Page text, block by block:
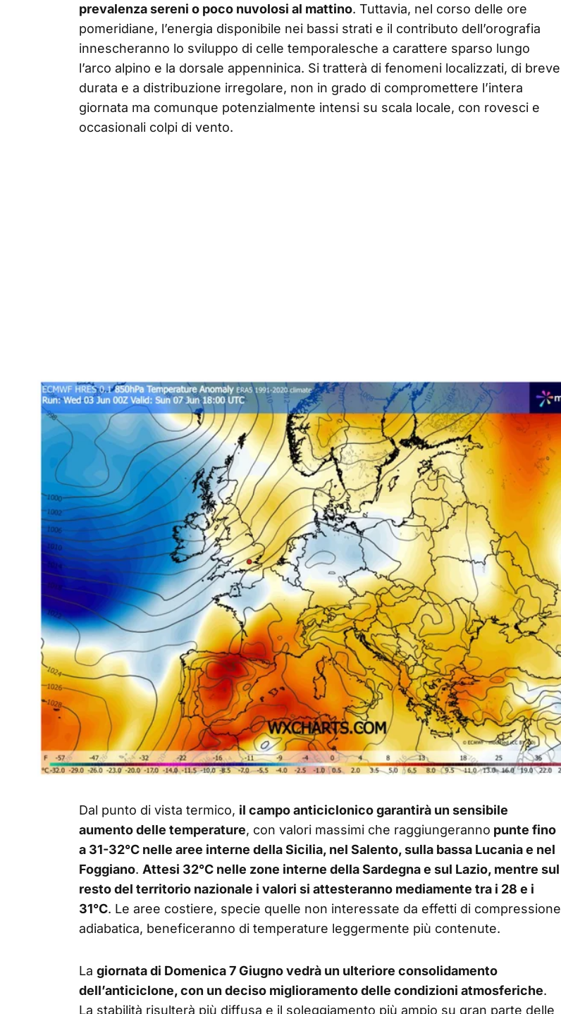
prevalenza sereni o poco nuvolosi al mattino. Tuttavia, nel corso delle ore
pomeridiane, l’energia disponibile nei bassi strati e il contributo dell’orografia
innescheranno lo sviluppo di celle temporalesche a carattere sparso lungo
l’arco alpino e la dorsale appenninica. Si tratterà di fenomeni localizzati, di breve
durata e a distribuzione irregolare, non in grado di compromettere l’intera
giornata ma comunque potenzialmente intensi su scala locale, con rovesci e
occasionali colpi di vento.
Dal punto di vista termico, il campo anticiclonico garantirà un sensibile
aumento delle temperature, con valori massimi che raggiungeranno punte fino
a 31-32°C nelle aree interne della Sicilia, nel Salento, sulla bassa Lucania e nel
Foggiano. Attesi 32°C nelle zone interne della Sardegna e sul Lazio, mentre sul
resto del territorio nazionale i valori si attesteranno mediamente tra i 28 e i
31°C. Le aree costiere, specie quelle non interessate da effetti di compressione
adiabatica, beneficeranno di temperature leggermente più contenute.
La giornata di Domenica 7 Giugno vedrà un ulteriore consolidamento
dell’anticiclone, con un deciso miglioramento delle condizioni atmosferiche.
La stabilità risulterà più diffusa e il soleggiamento più ampio su gran parte delle